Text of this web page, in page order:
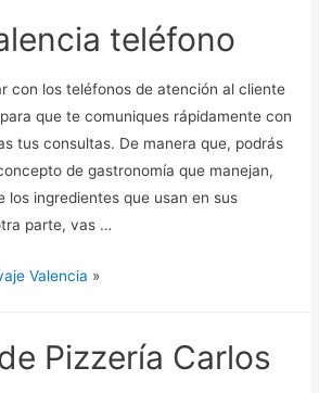
teléfono
con los teléfonos de atención al cliente
que te comuniques rápidamente con
tus consultas. De manera que, podrás
de gastronomía que manejan,
los ingredientes que usan en sus
parte, vas …
Valencia »
Pizzería Carlos